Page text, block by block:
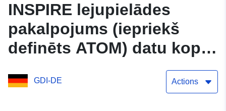
INSPIRE lejupielādes
pakalpojums (iepriekš
definēts ATOM) datu kopai
Aiz mājām Attīstības plāns
GDI-DE Actions